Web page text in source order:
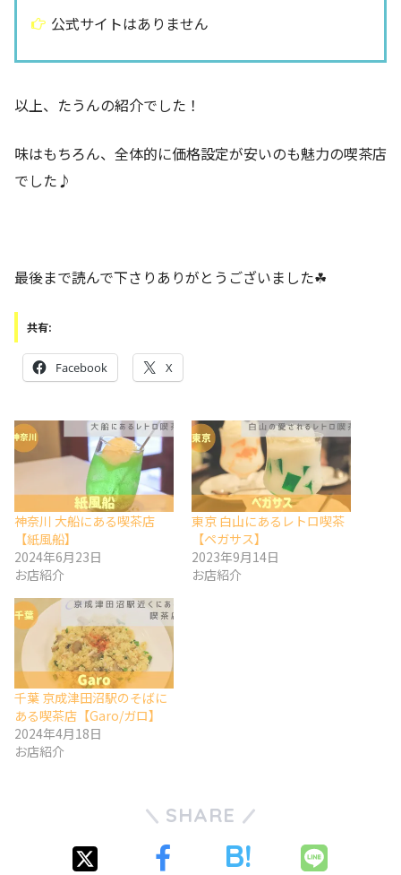
公式サイトはありません
以上、たうんの紹介でした！
味はもちろん、全体的に価格設定が安いのも魅力の喫茶店
でした♪
最後まで読んで下さりありがとうございました☘
共有:
Facebook X
神奈川 大船にある喫茶店
【紙風船】
2024年6月23日
お店紹介
東京 白山にあるレトロ喫茶
【ペガサス】
2023年9月14日
お店紹介
千葉 京成津田沼駅のそばに
ある喫茶店【Garo/ガロ】
2024年4月18日
お店紹介
SHARE